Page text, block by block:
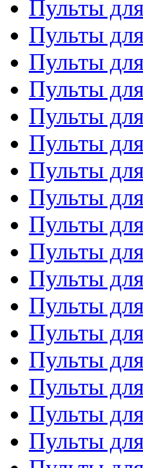
Пульты
Пульты
Пульты
Пульты
Пульты
Пульты
Пульты
Пульты
Пульты
Пульты
Пульты
Пульты
Пульты
Пульты
Пульты
Пульты
Пульты